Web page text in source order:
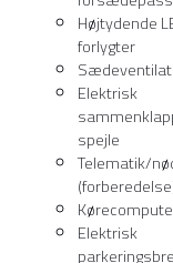
Højtydende
forlygter
Elektrisk
spejle
Telematik/
Elektrisk